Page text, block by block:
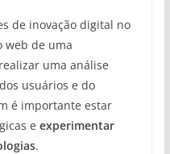
de inovação digital no
web de uma
uma análise
usuários e do
é importante estar
e experimentar
.